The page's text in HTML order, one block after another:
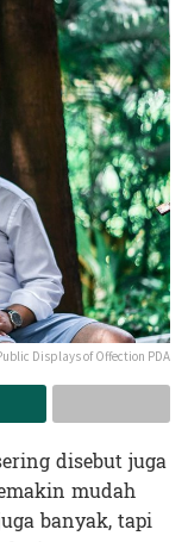
Displays of Offection PDA
disebut juga
mudah
banyak, tapi